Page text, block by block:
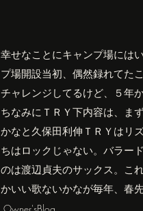
幸せなことにキャンプ場には
プ場開設当初、偶然録れてた
チャレンジしてるけど、５年
ちなみにＴＲＹ下内容は、ま
かなと久保田利伸ＴＲＹはリ
ちはロックじゃない。バラー
のは渡辺貞夫のサックス。こ
かいい歌ないかなが毎年、春